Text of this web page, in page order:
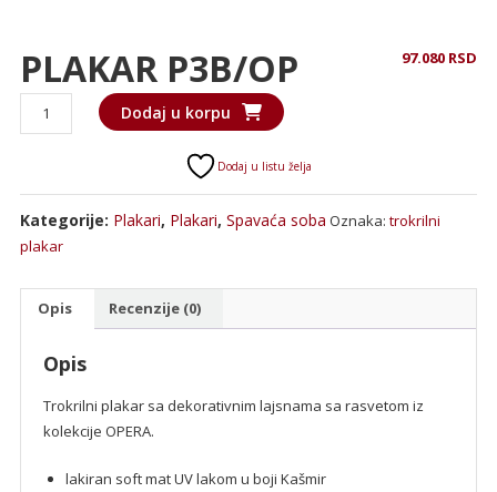
PLAKAR P3B/OP 97.080 RSD
P3B/OP
Dodaj u korpu
Dodaj u listu želja
Kategorije: Plakari, Plakari, Spavaća soba Oznaka: trokrilni
plakar
Opis Recenzije (0)
Opis
Trokrilni plakar sa dekorativnim lajsnama sa rasvetom iz
kolekcije OPERA.
lakiran soft mat UV lakom u boji Kašmir